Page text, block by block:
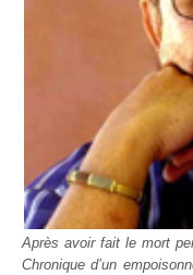
Après avoir fait le mort
Chronique d’un